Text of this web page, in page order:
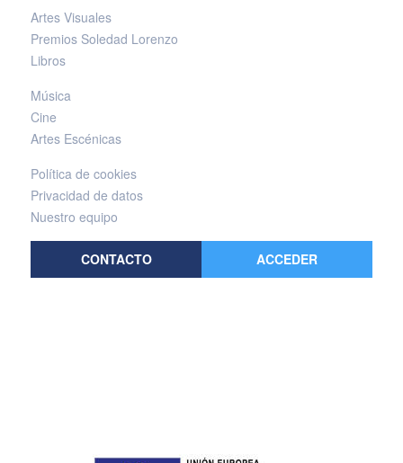
Artes Visuales
Premios Soledad Lorenzo
Libros
Música
Cine
Artes Escénicas
Política de cookies
Privacidad de datos
Nuestro equipo
CONTACTO ACCEDER